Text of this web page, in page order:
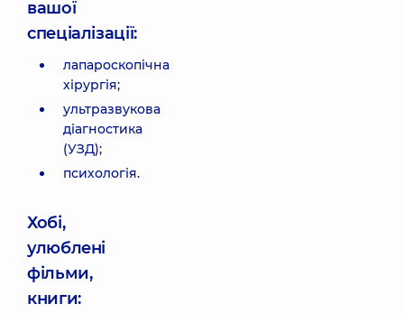
вашої
спеціалізації:
лапароскопічна
хірургія;
ультразвукова
діагностика
(УЗД);
психологія.
Хобі,
улюблені
фільми,
книги: